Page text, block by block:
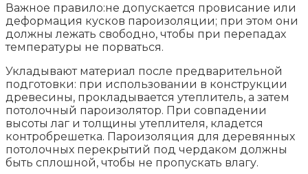
Важное правило:не допускается провисание или
деформация кусков пароизоляции; при этом они
должны лежать свободно, чтобы при перепадах
температуры не порваться.
Укладывают материал после предварительной
подготовки: при использовании в конструкции
древесины, прокладывается утеплитель, а затем
потолочный пароизолятор. При совпадении
высоты лаг и толщины утеплителя, кладется
контробрешетка. Пароизоляция для деревянных
потолочных перекрытий под чердаком должны
быть сплошной, чтобы не пропускать влагу.